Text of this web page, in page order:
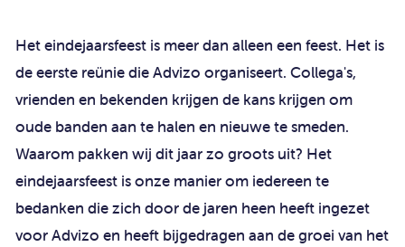
Het eindejaarsfeest is meer dan alleen een feest. Het is
de eerste reünie die Advizo organiseert. Collega's,
vrienden en bekenden krijgen de kans krijgen om
oude banden aan te halen en nieuwe te smeden.
Waarom pakken wij dit jaar zo groots uit? Het
eindejaarsfeest is onze manier om iedereen te
bedanken die zich door de jaren heen heeft ingezet
voor Advizo en heeft bijgedragen aan de groei van het